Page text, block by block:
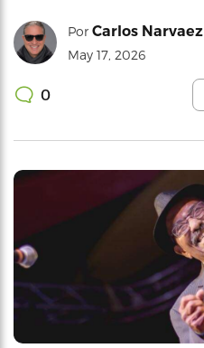
Por Carlos Narvaez
May 17, 2026
0